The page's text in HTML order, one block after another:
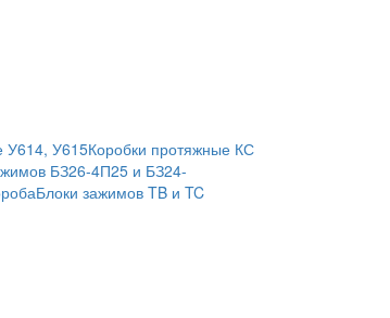
У614, У615Коробки протяжные КС
БЗ26-4П25 и БЗ24-
Блоки зажимов TB и TC